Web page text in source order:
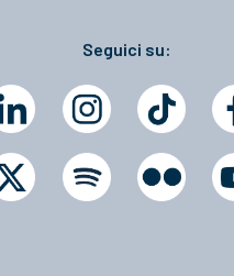
Seguici su: